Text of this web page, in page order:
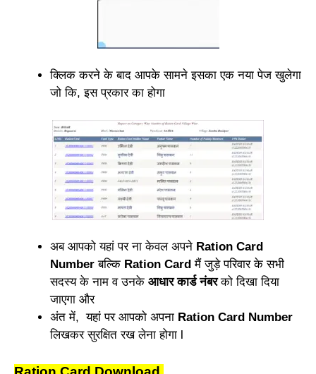
क्लिक करने के बाद आपके सामने इसका एक नया पेज खुलेगा
जो कि, इस प्रकार का होगा
अब आपको यहां पर ना केवल अपने Ration Card
Number बल्कि Ration Card मैं जुड़े परिवार के सभी
सदस्य के नाम व उनके आधार कार्ड नंबरको दिखा दिया
जाएगा और
अंत में, यहां पर आपको अपना Ration Card Number
लिखकर सुरक्षित रख लेना होगा l